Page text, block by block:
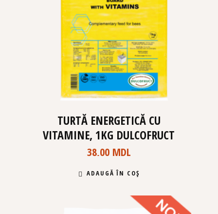
TURTĂ ENERGETICĂ CU
VITAMINE, 1KG DULCOFRUCT
38,00 MDL
ADAUGĂ ÎN COȘ